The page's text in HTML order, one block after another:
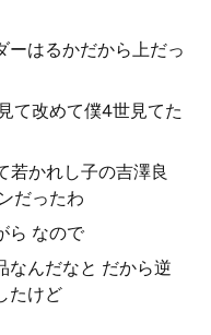
ーはるかだから上だっ
て改めて僕4世見てた
若かれし子の吉澤良
だったわ
ら なので
なんだなと だから逆
たけど